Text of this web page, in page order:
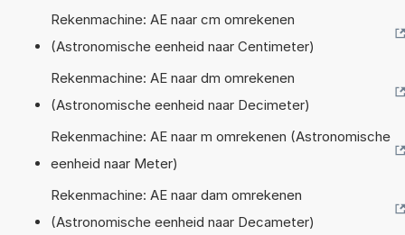
Rekenmachine: AE naar cm omrekenen
(Astronomische eenheid naar Centimeter)
Rekenmachine: AE naar dm omrekenen
(Astronomische eenheid naar Decimeter)
Rekenmachine: AE naar m omrekenen (Astronomische
eenheid naar Meter)
Rekenmachine: AE naar dam omrekenen
(Astronomische eenheid naar Decameter)